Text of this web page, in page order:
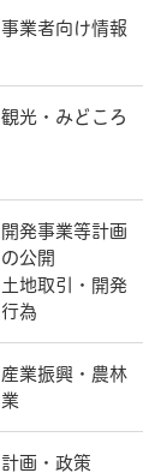
事業者向け情報
観光・みどころ
開発事業等計画
の公開
土地取引・開発
行為
産業振興・農林
業
計画・政策